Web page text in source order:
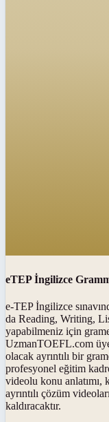
eTEP İngilizce
e-TEP İngilizce
da Reading, Writing,
yapabilmeniz için
UzmanTOEFL.com
olacak ayrıntılı bir
profesyonel eğitim
videolu konu anlatımı,
ayrıntılı çözüm
kaldıracaktır.